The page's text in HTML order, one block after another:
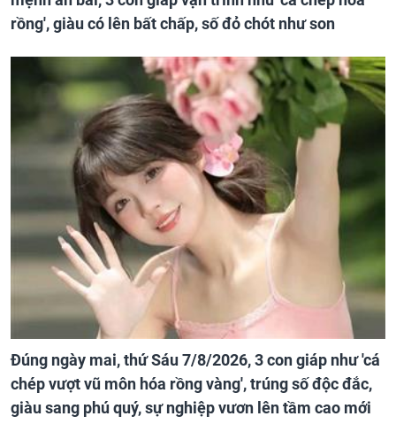
rồng', giàu có lên bất chấp, số đỏ chót như son
Đúng ngày mai, thứ Sáu 7/8/2026, 3 con giáp như 'cá
chép vượt vũ môn hóa rồng vàng', trúng số độc đắc,
giàu sang phú quý, sự nghiệp vươn lên tầm cao mới